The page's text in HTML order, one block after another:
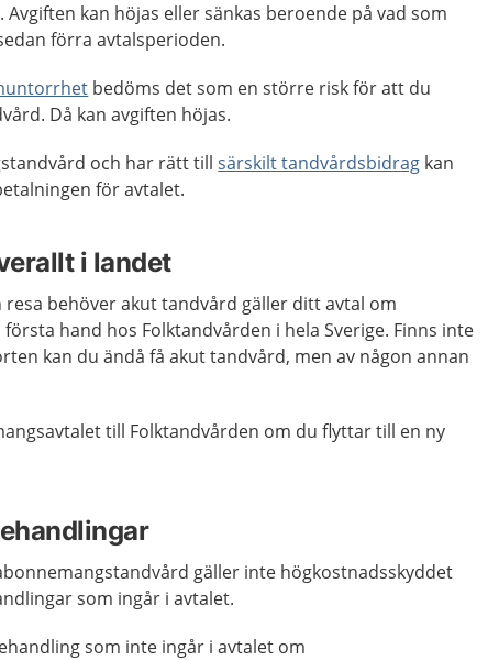
kan höjas eller sänkas beroende på vad som
förra avtalsperioden.
bedöms det som en större risk för att du
Då kan avgiften höjas.
och har rätt tillsärskilt tandvårdsbidrag kan
för avtalet.
i landet
resa behöver akut tandvård gäller ditt avtal om
hand hos Folktandvården i hela Sverige. Finns inte
kan du ändå få akut tandvård, men av någon annan
till Folktandvården om du flyttar till en ny
gäller inte högkostnadsskyddet
som ingår i avtalet.
som inte ingår i avtalet om